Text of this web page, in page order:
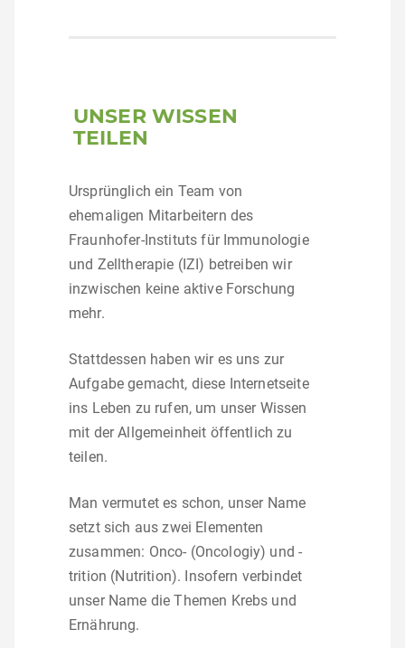
UNSER WISSEN
TEILEN
Ursprünglich ein Team von
ehemaligen Mitarbeitern des
Fraunhofer-Instituts für Immunologie
und Zelltherapie (IZI) betreiben wir
inzwischen keine aktive Forschung
mehr.
Stattdessen haben wir es uns zur
Aufgabe gemacht, diese Internetseite
ins Leben zu rufen, um unser Wissen
mit der Allgemeinheit öffentlich zu
teilen.
Man vermutet es schon, unser Name
setzt sich aus zwei Elementen
zusammen: Onco- (Oncologiy) und -
trition (Nutrition). Insofern verbindet
unser Name die Themen Krebs und
Ernährung.